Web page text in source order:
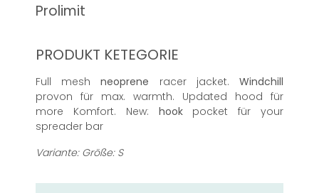
Prolimit
PRODUKT KETEGORIE
Full meshneoprene racer jacket.Windchill
provon für max. warmth. Updated hood für
more Komfort. New: hookpocket für your
spreader bar
Variante: Größe: S